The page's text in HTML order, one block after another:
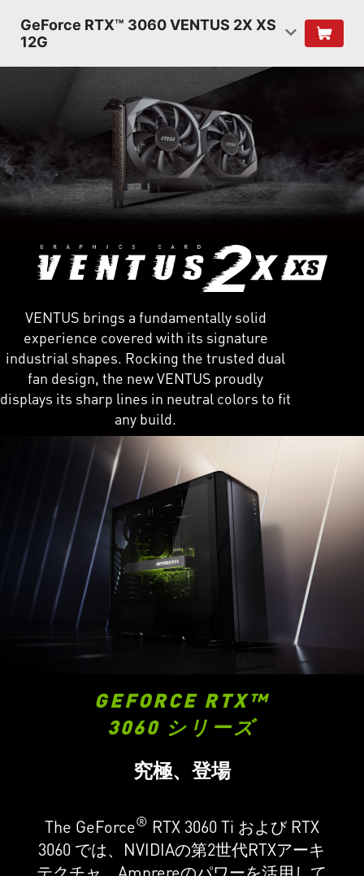
GeForce RTX™ 3060 VENTUS 2X XS
12G
VENTUS brings a fundamentally solid
experience covered with its signature
industrial shapes. Rocking the trusted dual
fan design, the new VENTUS proudly
displays its sharp lines in neutral colors to fit
any build.
GEFORCE RTX™
3060 シリーズ
究極、登場
The GeForce® RTX 3060 Ti および RTX
3060 では、NVIDIAの第2世代RTXアーキ
テクチャ、Amprereのパワーを活用して